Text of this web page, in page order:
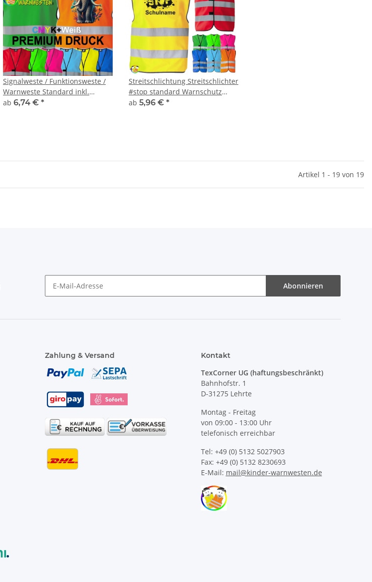
Signalweste / Funktionsweste /
Warnweste Standard inkl.
Premium CMYK + weiß druck
ab 6,74 € *
Streitschlichtung Streitschlichter
#stop standard Warnschutz
Weste mit Schulnamen Aufdruck
ab 5,96 € *
Artikel 1 - 19 von 19
Abonnieren
Zahlung & Versand Kontakt
TexCorner UG (haftungsbeschränkt)
Bahnhofstr. 1
D-31275 Lehrte
Montag - Freitag
von 09:00 - 13:00 Uhr
telefonisch erreichbar
Tel: +49 (0) 5132 5027903
Fax: +49 (0) 5132 8230693
E-Mail: mail@kinder-warnwesten.de